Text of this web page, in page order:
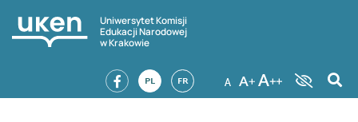
Uniwersytet Komisji
Edukacji Narodowej
w Krakowie
PL FR